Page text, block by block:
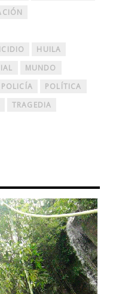
HUILA
MUNDO
POLICÍA
POLÍTICA
TRAGEDIA